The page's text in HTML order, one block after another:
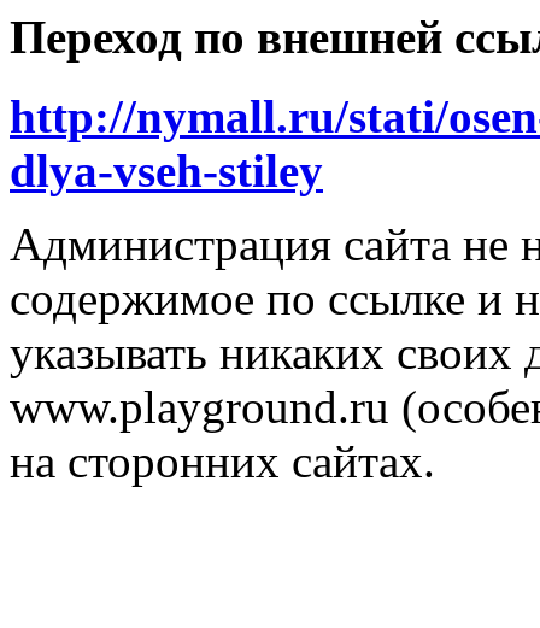
Переход по внешней
http://nymall.ru/stati/
dlya-vseh-stiley
Администрация сайта не
содержимое по ссылке и
указывать никаких
www.playground.ru
на сторонних сайтах.